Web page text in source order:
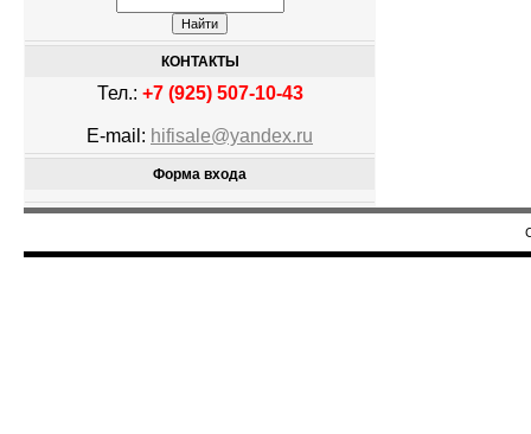
КОНТАКТЫ
Тел.: +7 (925) 507-10-43
E-mail: hifisale@yandex.ru
Форма входа